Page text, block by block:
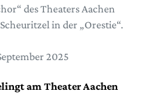
des Theaters Aachen
in der „Orestie“.
2025
am Theater Aachen